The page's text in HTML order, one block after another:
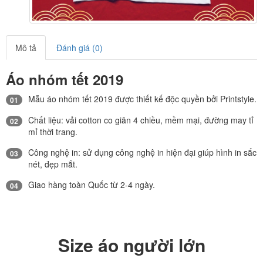
Mô tả Đánh giá (0)
Áo nhóm tết 2019
01 Mẫu áo nhóm tết 2019 được thiết kế độc quyền bởi Printstyle.
02
Chất liệu: vải cotton co giãn 4 chiều, mềm mại, đường may tỉ
mỉ thời trang.
03
Công nghệ in: sử dụng công nghệ in hiện đại giúp hình in sắc
nét, đẹp mắt.
04 Giao hàng toàn Quốc từ 2-4 ngày.
Size áo người lớn